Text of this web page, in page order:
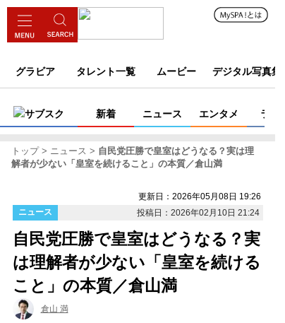
グラビア タレント一覧 ムービー デジタル写真集
サブスク 新着 ニュース エンタメ ライフ
トップ ニュース
自民党圧勝で皇室はどうなる？実は理
解者が少ない「皇室を続けること」の本質／倉山満
更新日：2026年05月08日 19:26
ニュース
投稿日：2026年02月10日 21:24
自民党圧勝で皇室はどうなる？実
は理解者が少ない「皇室を続ける
こと」の本質／倉山満
倉山 満